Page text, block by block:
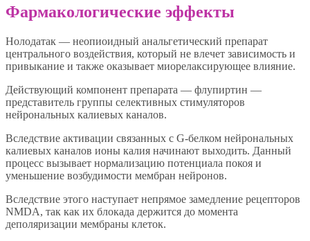
Фармакологические эффекты
Нолодатак — неопиоидный анальгетический препарат
центрального воздействия, который не влечет зависимость и
привыкание и также оказывает миорелаксирующее влияние.
Действующий компонент препарата — флупиртин —
представитель группы селективных стимуляторов
нейрональных калиевых каналов.
Вследствие активации связанных с G-белком нейрональных
калиевых каналов ионы калия начинают выходить. Данный
процесс вызывает нормализацию потенциала покоя и
уменьшение возбудимости мембран нейронов.
Вследствие этого наступает непрямое замедление рецепторов
NMDA, так как их блокада держится до момента
деполяризации мембраны клеток.